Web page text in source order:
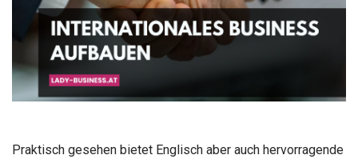
Praktisch gesehen bietet Englisch aber auch hervorragende